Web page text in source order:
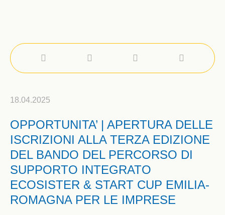
18.04.2025
OPPORTUNITA’ | APERTURA DELLE
ISCRIZIONI ALLA TERZA EDIZIONE
DEL BANDO DEL PERCORSO DI
SUPPORTO INTEGRATO
ECOSISTER & START CUP EMILIA-
ROMAGNA PER LE IMPRESE